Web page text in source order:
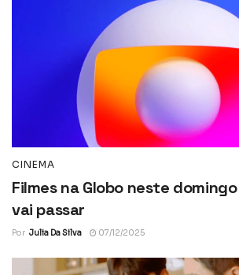
CINEMA
Filmes na Globo neste
vai passar
Por Julia Da Silva 07/12/2025